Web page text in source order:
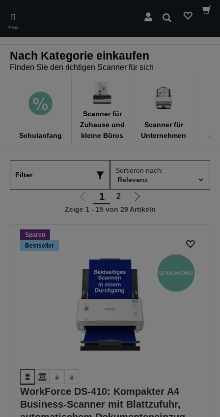
main
content
Menü
Suchen
Nach Kategorie einkaufen
Finden Sie den richtigen Scanner für sich
Schulanfang
Scanner für
Zuhause und
kleine Büros
Scanner für
Unternehmen
Filter
Sortieren nach:
Zur
vorherigen
1 2
Zur
nächsten
Zeige 1 - 15 von 29 Artikeln
Sparen
Bestseller
WorkForce DS-410: Kompakter A4
Business-Scanner mit Blattzufuhr,